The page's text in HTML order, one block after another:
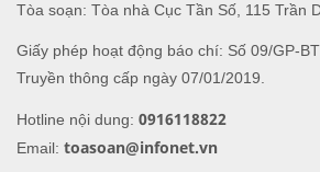
Tòa soạn: Tòa nhà Cục Tần Số, 115 Trần
Giấy phép hoạt động báo chí: Số 09/GP-
Truyền thông cấp ngày 07/01/2019.
Hotline nội dung: 0916118822
Email: toasoan@infonet.vn